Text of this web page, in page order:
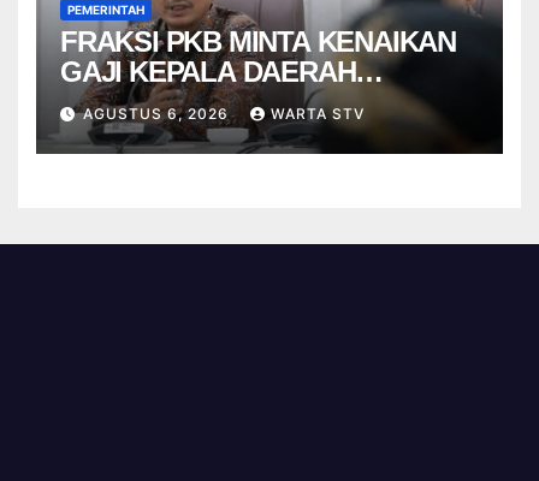
PEMERINTAH
FRAKSI PKB MINTA KENAIKAN
GAJI KEPALA DAERAH
BERBASIS KINERJA
AGUSTUS 6, 2026 WARTA STV